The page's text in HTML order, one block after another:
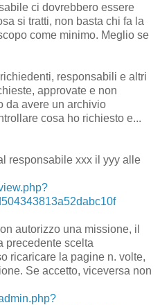
ci dovrebbero essere
si tratti, non basta chi fa la
come minimo. Meglio se
responsabili e altri
approvate e non
da avere un archivio
cosa ho richiesto e...
responsabile xxx il yyy alle
autorizzo una missione, il
precedente scelta
ricaricare la pagine n. volte,
Se accetto, viceversa non